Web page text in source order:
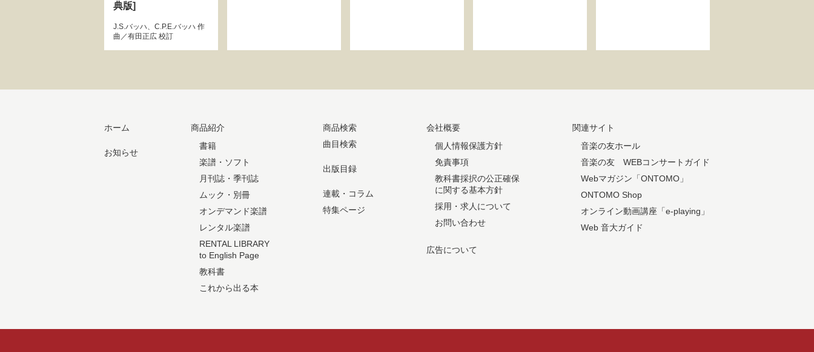
典版]
J.S.バッハ、 C.P.E.バッハ 作
曲／有田正広 校訂
ホーム
お知らせ
商品紹介
書籍
楽譜・ソフト
月刊誌・季刊誌
ムック・別冊
オンデマンド楽譜
レンタル楽譜
RENTAL LIBRARY
to English Page
教科書
これから出る本
商品検索
曲目検索
出版目録
連載・コラム
特集ページ
会社概要
個人情報保護方針
免責事項
教科書採択の公正確保
に関する基本方針
採用・求人について
お問い合わせ
広告について
関連サイト
音楽の友ホール
音楽の友 WEBコンサートガイド
Webマガジン「ONTOMO」
ONTOMO Shop
オンライン動画講座「e-playing」
Web 音大ガイド